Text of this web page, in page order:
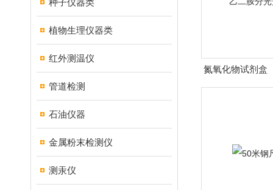
种子仪器类
植物生理仪器类
红外测温仪
管道检测
石油仪器
金属粉末检测仪
测汞仪
氮氧化物试剂盒
胺分光